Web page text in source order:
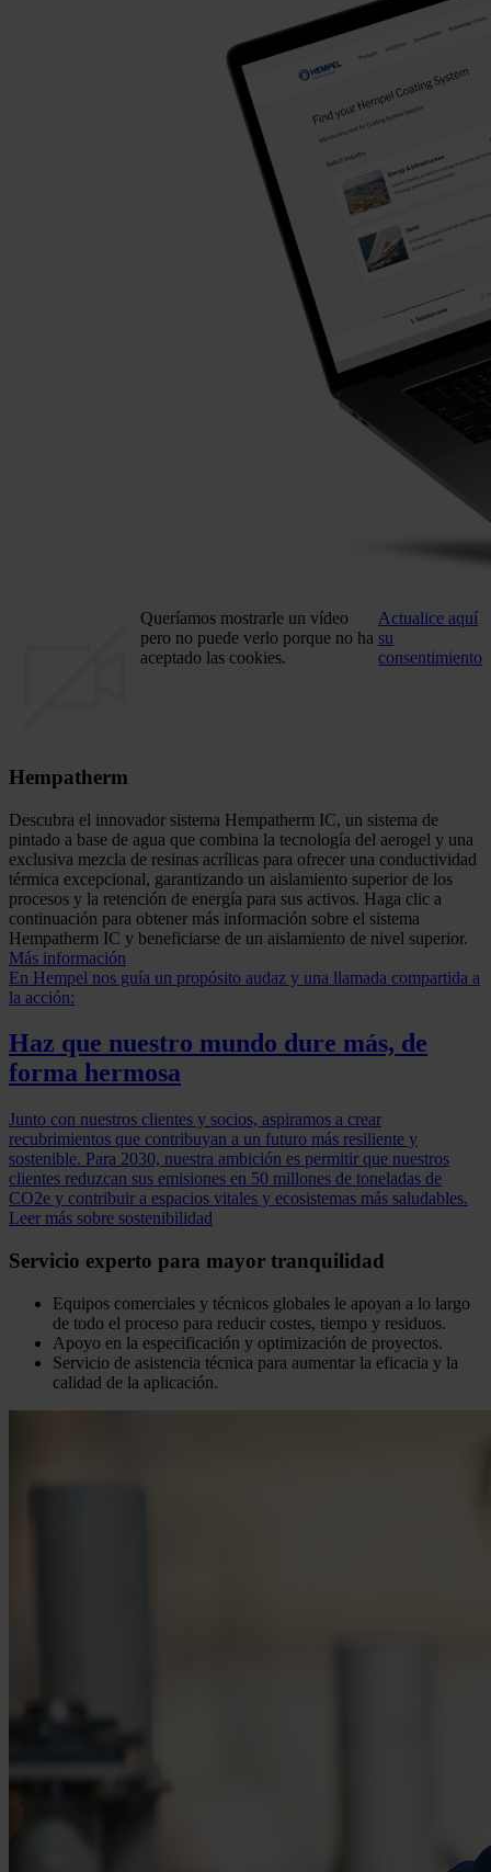
Queríamos mostrarle un vídeo
pero no puede verlo porque no ha
aceptado las cookies.
Actualice aquí
su
consentimiento
Hempatherm
Descubra el innovador sistema Hempatherm IC, un sistema de
pintado a base de agua que combina la tecnología del aerogel y una
exclusiva mezcla de resinas acrílicas para ofrecer una conductividad
térmica excepcional, garantizando un aislamiento superior de los
procesos y la retención de energía para sus activos. Haga clic a
continuación para obtener más información sobre el sistema
Hempatherm IC y beneficiarse de un aislamiento de nivel superior.
Más información
En Hempel nos guía un propósito audaz y una llamada compartida a
la acción:
Haz que nuestro mundo dure más, de
forma hermosa
Junto con nuestros clientes y socios, aspiramos a crear
recubrimientos que contribuyan a un futuro más resiliente y
sostenible. Para 2030, nuestra ambición es permitir que nuestros
clientes reduzcan sus emisiones en 50 millones de toneladas de
CO2e y contribuir a espacios vitales y ecosistemas más saludables.
Leer más sobre sostenibilidad
Servicio experto para mayor tranquilidad
Equipos comerciales y técnicos globales le apoyan a lo largo
de todo el proceso para reducir costes, tiempo y residuos.
Apoyo en la especificación y optimización de proyectos.
Servicio de asistencia técnica para aumentar la eficacia y la
calidad de la aplicación.